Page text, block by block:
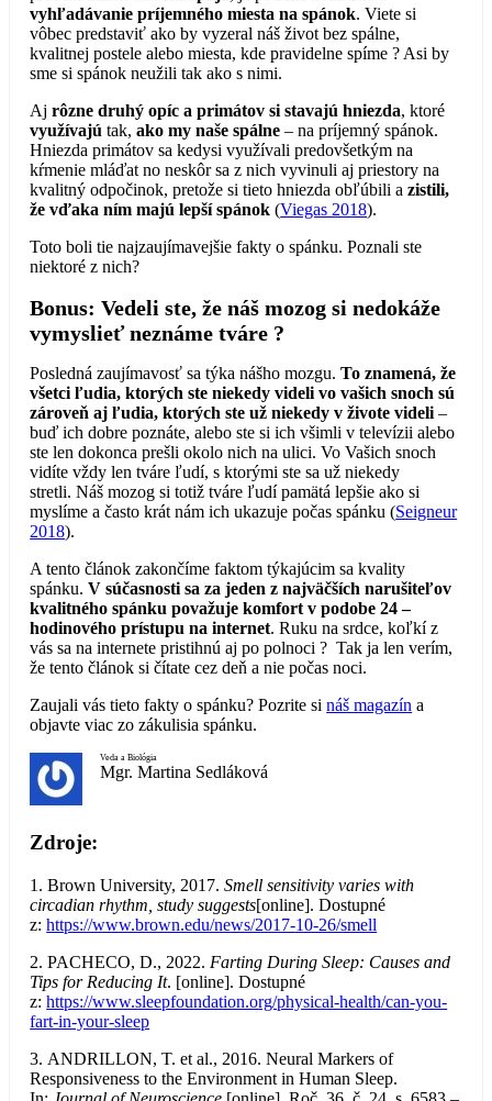
vyhľadávanie príjemného miesta na spánok. Viete si
vôbec predstaviť ako by vyzeral náš život bez spálne,
kvalitnej postele alebo miesta, kde pravidelne spíme ? Asi by
sme si spánok neužili tak ako s nimi.
Ajrôzne druhý opíc a primátov si stavajú hniezda, ktoré
využívajú tak,ako my naše spálne – na príjemný spánok.
Hniezda primátov sa kedysi využívali predovšetkým na
kŕmenie mláďat no neskôr sa z nich vyvinuli aj priestory na
kvalitný odpočinok, pretože si tieto hniezda obľúbili azistili,
že vďaka ním majú lepší spánok (Viegas 2018).
Toto boli tie najzaujímavejšie fakty o spánku. Poznali ste
niektoré z nich?
Bonus: Vedeli ste, že náš mozog si nedokáže
vymyslieť neznáme tváre ?
Posledná zaujímavosť sa týka nášho mozgu.To znamená, že
všetci ľudia, ktorých ste niekedy videli vo vašich snoch sú
zároveň aj ľudia, ktorých ste už niekedy v živote videli –
buď ich dobre poznáte, alebo ste si ich všimli v televízii alebo
ste len dokonca prešli okolo nich na ulici. Vo Vašich snoch
vidíte vždy len tváre ľudí, s ktorými ste sa už niekedy
stretli. Náš mozog si totiž tváre ľudí pamätá lepšie ako si
myslíme a často krát nám ich ukazuje počas spánku (Seigneur
2018).
A tento článok zakončíme faktom týkajúcim sa kvality
spánku.V súčasnosti sa za jeden z najväčších narušiteľov
kvalitného spánku považuje komfort v podobe 24 –
hodinového prístupu na internet. Ruku na srdce, koľkí z
vás sa na internete pristihnú aj po polnoci ? Tak ja len verím,
že tento článok si čítate cez deň a nie počas noci.
Zaujali vás tieto fakty o spánku? Pozrite sináš magazín a
objavte viac zo zákulisia spánku.
Veda a Biológia
Mgr. Martina Sedláková
Zdroje:
1. Brown University, 2017.Smell sensitivity varies with
circadian rhythm, study suggests[online]. Dostupné
z:https://www.brown.edu/news/2017-10-26/smell
2. PACHECO, D., 2022. Farting During Sleep: Causes and
Tips for Reducing It. [online]. Dostupné
z:https://www.sleepfoundation.org/physical-health/can-you-
fart-in-your-sleep
3. ANDRILLON, T. et al., 2016. Neural Markers of
Responsiveness to the Environment in Human Sleep.